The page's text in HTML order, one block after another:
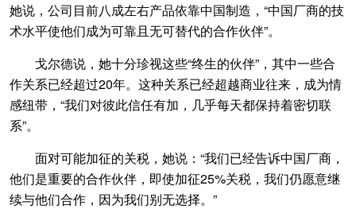
她说，公司目前八成左右产品依靠中国制造，“中国厂商的技
术水平使他们成为可靠且无可替代的合作伙伴”。
戈尔德说，她十分珍视这些“终生的伙伴”，其中一些合
作关系已经超过20年。这种关系已经超越商业往来，成为情
感纽带，“我们对彼此信任有加，几乎每天都保持着密切联
系”。
面对可能加征的关税，她说：“我们已经告诉中国厂商，
他们是重要的合作伙伴，即使加征25%关税，我们仍愿意继
续与他们合作，因为我们别无选择。”